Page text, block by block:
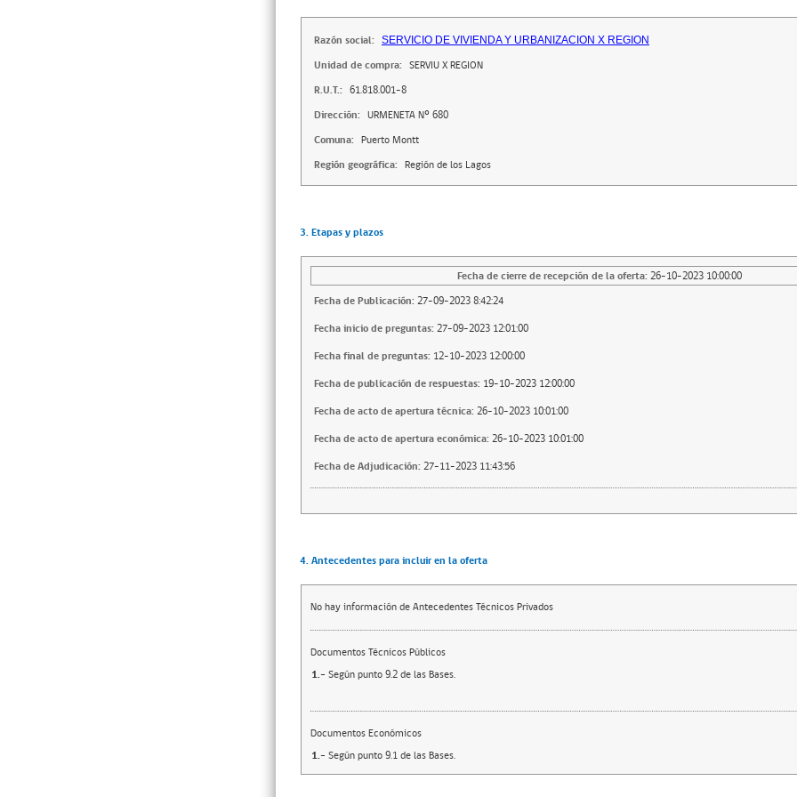
Razón social: SERVICIO DE VIVIENDA Y URBANIZACION X REGION
Unidad de compra: SERVIU X REGION
R.U.T.: 61.818.001-8
Dirección: URMENETA Nº 680
Comuna: Puerto Montt
Región geográfica: Región de los Lagos
3. Etapas y plazos
Fecha de cierre de recepción de la oferta: 26-10-2023 10:00:00
Fecha de Publicación: 27-09-2023 8:42:24
Fecha inicio de preguntas: 27-09-2023 12:01:00
Fecha final de preguntas: 12-10-2023 12:00:00
Fecha de publicación de respuestas: 19-10-2023 12:00:00
Fecha de acto de apertura técnica: 26-10-2023 10:01:00
Fecha de acto de apertura económica: 26-10-2023 10:01:00
Fecha de Adjudicación: 27-11-2023 11:43:56
4. Antecedentes para incluir en la oferta
No hay información de Antecedentes Técnicos Privados
Documentos Técnicos Públicos
1.- Según punto 9.2 de las Bases.
Documentos Económicos
1.- Según punto 9.1 de las Bases.